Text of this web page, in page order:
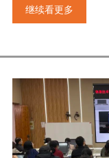
继续看更多